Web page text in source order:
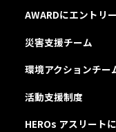
AWARDにエントリ
災害支援チーム
環境アクションチー
活動支援制度
HEROs アスリート